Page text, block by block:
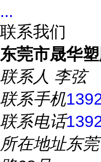
...
联系我们
东莞市晟华
联系人 李弦
联系手机
联系电话
所在地址东